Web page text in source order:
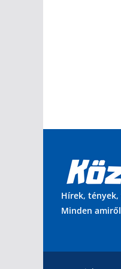
Hírek, tények,
Minden